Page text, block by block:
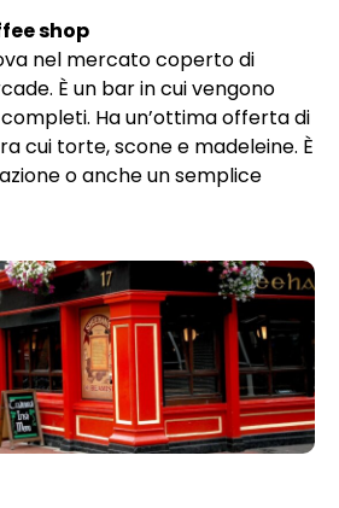
shop
nel mercato coperto di
È un bar in cui vengono
Ha un’ottima offerta di
cui torte, scone e madeleine. È
o anche un semplice